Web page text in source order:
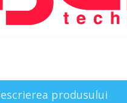
produsului